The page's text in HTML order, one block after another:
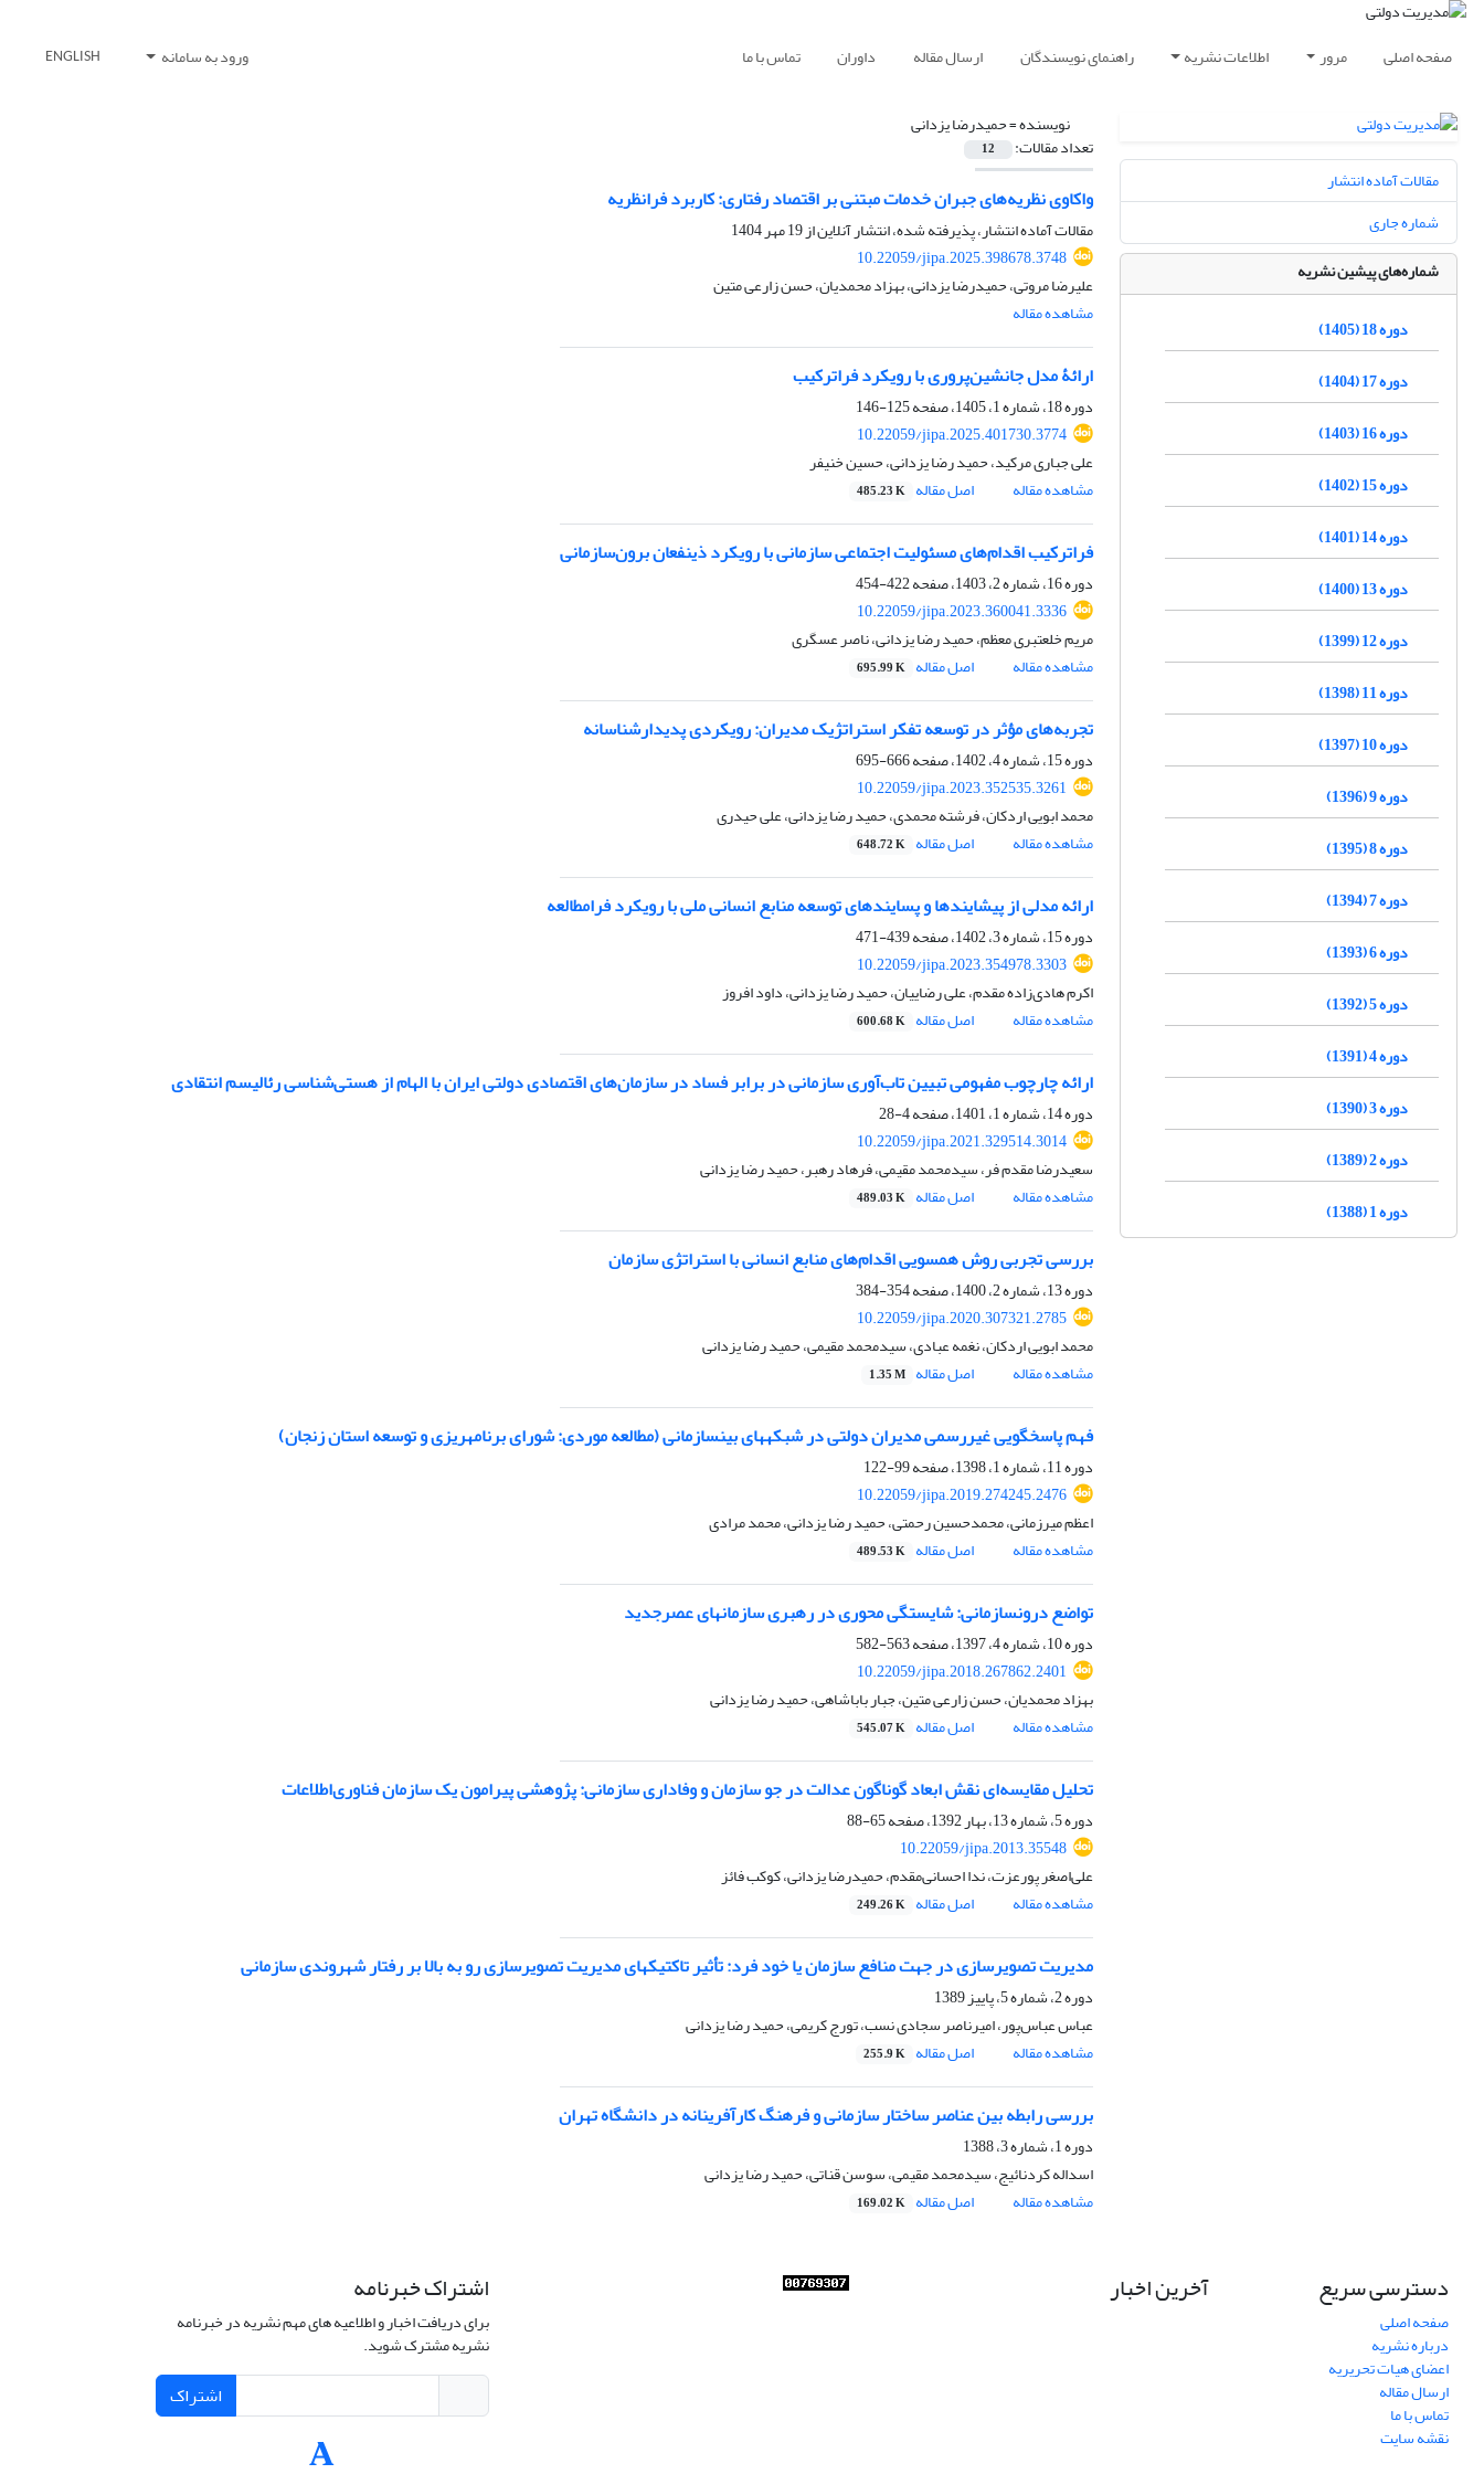
صفحه اصلی مرور اطلاعات نشریه راهنمای نویسندگان ارسال مقاله داوران تماس با ما ورود به سامانه ENGLISH
نویسنده =حمیدرضا یزدانی
تعداد مقالات: 12
واکاوی نظریه‌های جبران خدمات مبتنی بر اقتصاد رفتاری: کاربرد فرانظریه
مقالات آماده انتشار، پذیرفته شده، انتشار آنلاین از19 مهر 1404
10.22059/jipa.2025.398678.3748
علیرضا مروتی، حمیدرضا یزدانی، بهزاد محمدیان، حسن زارعی متین
مشاهده مقاله
ارائۀ مدل جانشین‌‌‌پروری با رویکرد فراترکیب
دوره 18، شماره 1، 1405، صفحه
125-146
10.22059/jipa.2025.401730.3774
علی جباری مرکید، حمید رضا یزدانی، حسین خنیفر
مشاهده مقاله
اصل مقاله 485.23 K
فراترکیب اقدا‌م‌های مسئولیت اجتماعی سازمانی با رویکرد ذی‏نفعان برون‌سازمانی
دوره 16، شماره 2، 1403، صفحه
422-454
10.22059/jipa.2023.360041.3336
مریم خلعتبری معظم، حمید رضا یزدانی، ناصر عسگری
مشاهده مقاله
اصل مقاله 695.99 K
تجربه‌های مؤثر در توسعه تفکر استراتژیک مدیران: رویکردی پدیدارشناسانه
دوره 15، شماره 4، 1402، صفحه
666-695
10.22059/jipa.2023.352535.3261
محمد ابویی اردکان، فرشته محمدی، حمید رضا یزدانی، علی حیدری
مشاهده مقاله
اصل مقاله 648.72 K
ارائه مدلی از پیشایندها و پسایندهای توسعه منابع انسانی ملی با رویکرد فرامطالعه
دوره 15، شماره 3، 1402، صفحه
439-471
10.22059/jipa.2023.354978.3303
اکرم هادی‌زاده مقدم، علی رضاییان، حمید رضا یزدانی، داود افروز
مشاهده مقاله
اصل مقاله 600.68 K
ارائه چارچوب مفهومی تبیین تاب‌آوری سازمانی در برابر فساد در سازمان‌های اقتصادی دولتی ایران با الهام از هستی‌شناسی رئالیسم انتقادی
دوره 14، شماره 1، 1401، صفحه
4-28
10.22059/jipa.2021.329514.3014
سعیدرضا مقدم فر، سیدمحمد مقیمی، فرهاد رهبر، حمید رضا یزدانی
مشاهده مقاله
اصل مقاله 489.03 K
بررسی تجربی روش هم‎سویی اقدام‌های منابع انسانی با استراتژی سازمان
دوره 13، شماره 2، 1400، صفحه
354-384
10.22059/jipa.2020.307321.2785
محمد ابویی اردکان، نغمه عبادی، سیدمحمد مقیمی، حمید رضا یزدانی
مشاهده مقاله
اصل مقاله 1.35 M
فهم پاسخ‏گویی غیررسمی مدیران دولتی در شبکه‎های بین‎سازمانی (مطالعه موردی: شورای برنامه‎ریزی و توسعه استان زنجان)
دوره 11، شماره 1، 1398، صفحه
99-122
10.22059/jipa.2019.274245.2476
اعظم میرزمانی، محمدحسین رحمتی، حمید رضا یزدانی، محمد مرادی
مشاهده مقاله
اصل مقاله 489.53 K
تواضع درون‎سازمانی: شایستگی محوری در رهبری سازمان‎های عصرجدید
دوره 10، شماره 4، 1397، صفحه
563-582
10.22059/jipa.2018.267862.2401
بهزاد محمدیان، حسن زارعی متین، جبار باباشاهی، حمید رضا یزدانی
مشاهده مقاله
اصل مقاله 545.07 K
تحلیل مقایسه‌ای نقش ابعاد گوناگون عدالت در جو سازمان و وفاداری سازمانی: پژوهشی پیرامون یک سازمان فناوری‌اطلاعات
دوره 5، شماره 13، بهار 1392، صفحه
65-88
10.22059/jipa.2013.35548
علی‌اصغر پورعزت، ندا احسانی‌مقدم، حمیدرضا یزدانی، کوکب فائز
مشاهده مقاله
اصل مقاله 249.26 K
مدیریت تصویرسازی در جهت منافع سازمان یا خود فرد: تأثیر تاکتیک‎های مدیریت تصویرسازی رو به بالا بر رفتار شهروندی سازمانی
دوره 2، شماره 5، پاییز 1389
عباس عباس‌پور، امیرناصر سجادی نسب، تورج کریمی، حمید رضا یزدانی
مشاهده مقاله
اصل مقاله 255.9 K
بررسی رابطه بین عناصر ساختار سازمانی و فرهنگ کارآفرینانه در دانشگاه تهران
دوره 1، شماره 3، 1388
اسداله کردنائیج، سیدمحمد مقیمی، سوسن قناتی، حمید رضا یزدانی
مشاهده مقاله
اصل مقاله 169.02 K
مقالات آماده انتشار
شماره جاری
شماره‌های پیشین نشریه
دوره 18 (1405)
دوره 17 (1404)
دوره 16 (1403)
دوره 15 (1402)
دوره 14 (1401)
دوره 13 (1400)
دوره 12 (1399)
دوره 11 (1398)
دوره 10 (1397)
دوره 9 (1396)
دوره 8 (1395)
دوره 7 (1394)
دوره 6 (1393)
دوره 5 (1392)
دوره 4 (1391)
دوره 3 (1390)
دوره 2 (1389)
دوره 1 (1388)
دسترسی سریع
صفحه اصلی
درباره نشریه
اعضای هیات تحریریه
ارسال مقاله
تماس با ما
نقشه سایت
آخرین اخبار اشتراک خبرنامه
برای دریافت اخبار و اطلاعیه های مهم نشریه در خبرنامه
نشریه مشترک شوید.
اشتراک